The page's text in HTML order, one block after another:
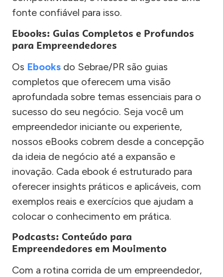
fonte confiável para isso.
Ebooks: Guias Completos e Profundos
para Empreendedores
Os Ebooks do Sebrae/PR são guias
completos que oferecem uma visão
aprofundada sobre temas essenciais para o
sucesso do seu negócio. Seja você um
empreendedor iniciante ou experiente,
nossos eBooks cobrem desde a concepção
da ideia de negócio até a expansão e
inovação. Cada ebook é estruturado para
oferecer insights práticos e aplicáveis, com
exemplos reais e exercícios que ajudam a
colocar o conhecimento em prática.
Podcasts: Conteúdo para
Empreendedores em Movimento
Com a rotina corrida de um empreendedor,